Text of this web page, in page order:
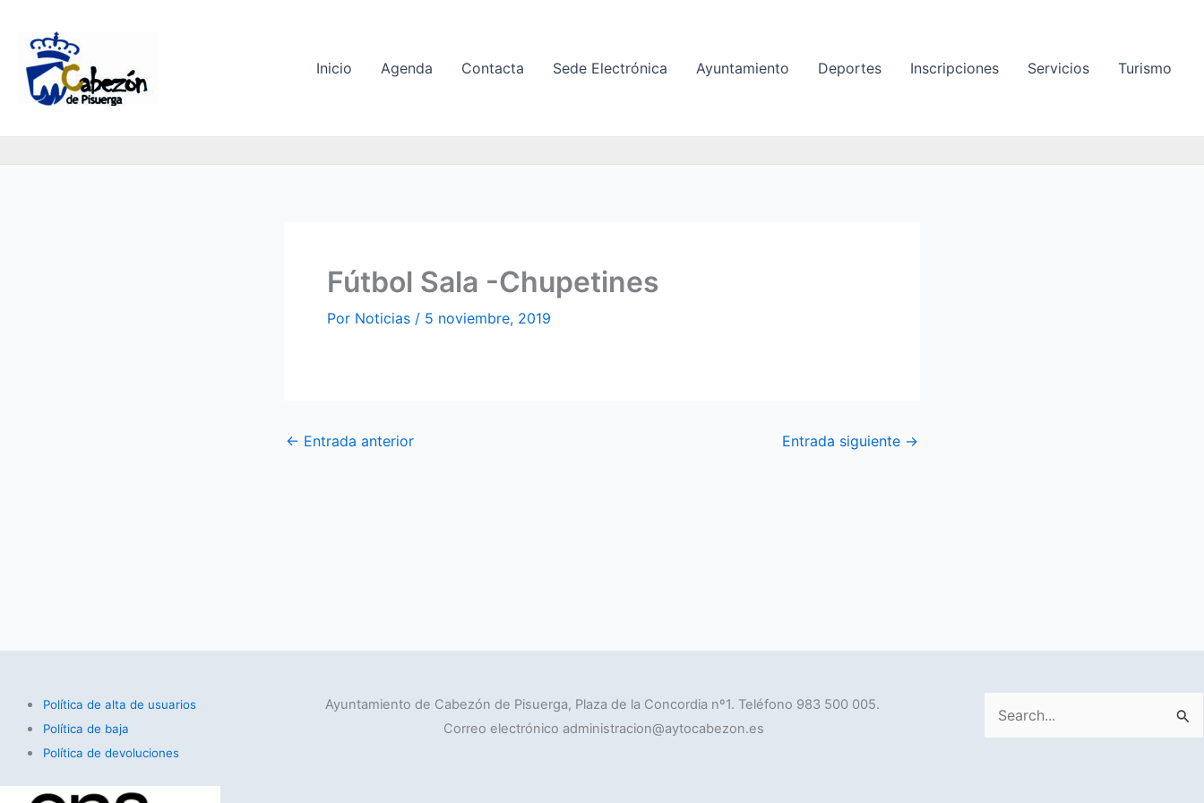
contenido
Inicio Agenda Contacta Sede Electrónica Ayuntamiento Deportes Inscripciones Servicios Turismo
Fútbol Sala -Chupetines
Por Noticias / 5 noviembre, 2019
← Entrada anterior Entrada siguiente →
Política de alta de usuarios
Política de baja
Política de devoluciones
Ayuntamiento de Cabezón de Pisuerga, Plaza de la Concordia nº1. Teléfono 983 500 005.
Correo electrónico administracion@aytocabezon.es
Buscar
por: